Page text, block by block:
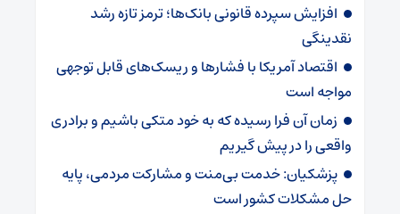
افزایش سپرده قانونی بانک‌ها؛ ترمز تازه رشد
نقدینگی
اقتصاد آمریکا با فشارها و ریسک‌های قابل توجهی
مواجه است
زمان آن فرا رسیده که به خود متکی باشیم و برادری
واقعی را در پیش گیریم
پزشکیان: خدمت بی‌منت و مشارکت مردمی، پایه
حل مشکلات کشور است